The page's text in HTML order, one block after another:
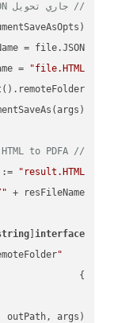
// جاري تحويل JSON إلى HTML
=
"file.HTML"
// Converting HTML to PDFA
:=
"result.HTML"
] interface
"folder"
outPath, args)